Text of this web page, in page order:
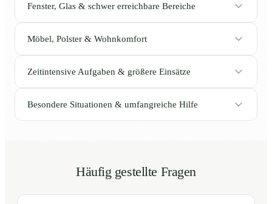
Fenster, Glas & schwer erreichbare Bereiche
Möbel, Polster & Wohnkomfort
Zeitintensive Aufgaben & größere Einsätze
Besondere Situationen & umfangreiche Hilfe
Häufig gestellte Fragen